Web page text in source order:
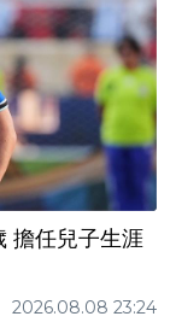
擔任兒子生涯
2026.08.08 23:24